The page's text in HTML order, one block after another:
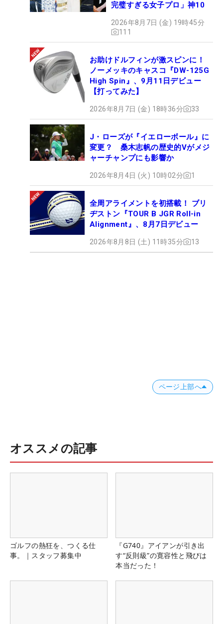
完璧すぎる女子プロ」神10
2026年8月7日 (金) 19時45分
111
お助けドルフィンが激スピンに！
ノーメッキのキャスコ『DW-125G
High Spin』、9月11日デビュー
【打ってみた】
2026年8月7日 (金) 18時36分 33
J・ローズが『イエローボール』に
変更？ 桑木志帆の歴史的Vがメジ
ャーチャンプにも影響か
2026年8月4日 (火) 10時02分 1
全周アライメントを初搭載！ ブリ
ヂストン『TOUR B JGR Roll-in
Alignment』、8月7日デビュー
2026年8月8日 (土) 11時35分 13
ページ上部へ
オススメの記事
ゴルフの熱狂を、つくる仕
事。｜スタッフ募集中
『G740』アイアンが引き出
す“反則級”の寛容性と飛びは
本当だった！